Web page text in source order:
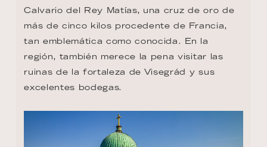
Calvario del Rey Matías, una cruz de oro de
más de cinco kilos procedente de Francia,
tan emblemática como conocida. En la
región, también merece la pena visitar las
ruinas de la fortaleza de Visegrád y sus
excelentes bodegas.